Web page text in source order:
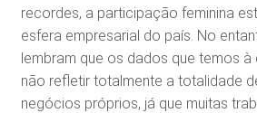
recordes, a participação feminina
esfera empresarial do país. No
lembram que os dados que temos
não refletir totalmente a totalidade
negócios próprios, já que muitas